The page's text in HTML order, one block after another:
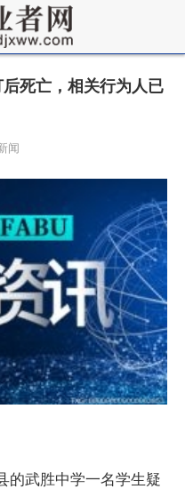
死亡，相关行为人已
闻
的武胜中学一名学生疑